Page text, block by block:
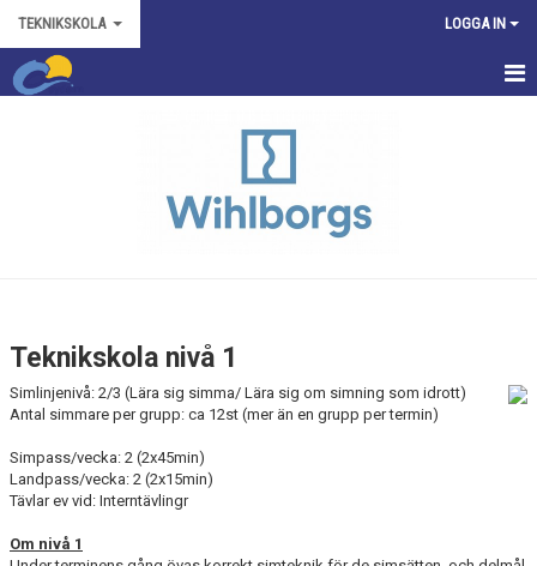
TEKNIKSKOLA LOGGA IN
ANMÄLAN TILL TEKNIKGRUPPER
Teknikskola nivå 1
Simlinjenivå: 2/3 (Lära sig simma/ Lära sig om simning som idrott)
Antal simmare per grupp: ca 12st (mer än en grupp per termin)
Simpass/vecka: 2 (2x45min)
Landpass/vecka: 2 (2x15min)
Tävlar ev vid: Interntävlingr
Om nivå 1